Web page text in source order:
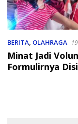
BERITA, OLAHRAGA
Minat Jadi
Formulirnya